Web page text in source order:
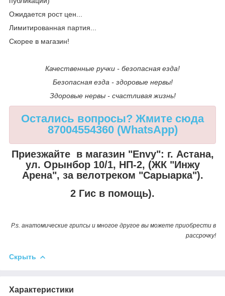
Ожидается рост цен...
Лимитированная партия...
Скорее в магазин!
Качественные ручки - безопасная езда!
Безопасная езда - здоровые нервы!
Здоровые нервы - счастливая жизнь!
Остались вопросы? Жмите сюда
87004554360 (WhatsApp)
Приезжайте в магазин "Envy": г. Астана,
ул. Орынбор 10/1, НП-2, (ЖК "Инжу
Арена", за велотреком "Сарыарка").
2 Гис в помощь).
P.s. анатомические грипсы и многое другое вы можете приобрести в
рассрочку!
Скрыть
Характеристики